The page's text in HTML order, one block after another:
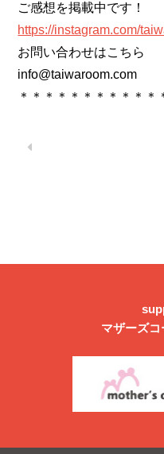
ご感想を掲載中です！
https://instagram.com/
お問い合わせはこちら
info@taiwaroom.com
＊＊＊＊＊＊＊＊＊＊＊
マザーズ